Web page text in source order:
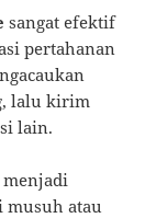
sangat efektif
pertahanan
lalu kirim
lain.
menjadi
atau